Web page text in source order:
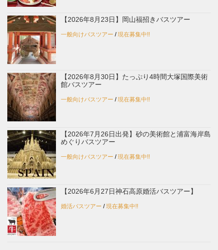
【2026年8月23日】岡山福招きバスツアー
一般向けバスツアー /現在募集中!!
【2026年8月30日】たっぷり4時間大塚国際美術
館バスツアー
一般向けバスツアー /現在募集中!!
【2026年7月26日出発】砂の美術館と浦富海岸島
めぐりバスツアー
一般向けバスツアー /現在募集中!!
【2026年6月27日神石高原婚活バスツアー】
婚活バスツアー /現在募集中!!